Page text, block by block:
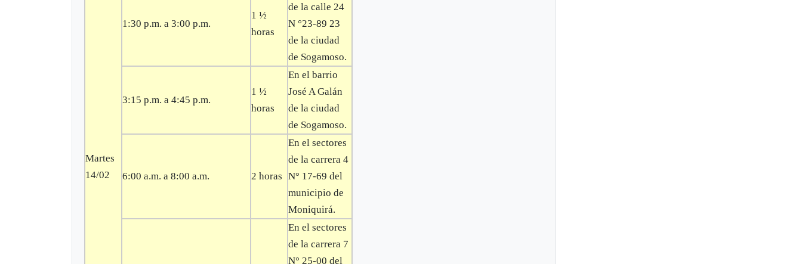
Martes
14/02
1:30 p.m. a 3:00 p.m.
1 ½
horas
de la calle 24
N °23-89 23
de la ciudad
de Sogamoso.
3:15 p.m. a 4:45 p.m.
1 ½
horas
En el barrio
José A Galán
de la ciudad
de Sogamoso.
6:00 a.m. a 8:00 a.m. 2 horas
En el sectores
de la carrera 4
N° 17-69 del
municipio de
Moniquirá.
En el sectores
de la carrera 7
N° 25-00 del